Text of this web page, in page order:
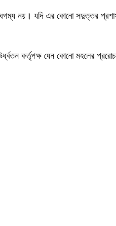
নয়। যদি এর কোনো সদুত্তর
কর্তৃপক্ষ যেন কোনো মহলের